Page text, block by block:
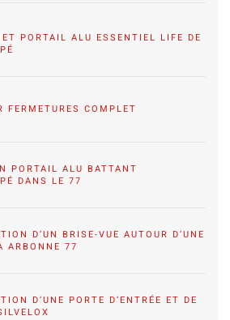
ET PORTAIL ALU ESSENTIEL LIFE DE
FERMETURES COMPLET
PORTAIL ALU BATTANT
DANS LE 77
D’UN BRISE-VUE AUTOUR D’UNE
ARBONNE 77
D’UNE PORTE D’ENTRÉE ET DE